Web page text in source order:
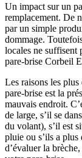
Un impact sur un
remplacement. De
par un simple
dommage.
locales ne suffisent
pare-brise Corbeil
Les raisons les plus
pare-brise est la
mauvais endroit.
de large, s’il se
du volant), s’il est
pluie ou s’ils a
d’évaluer la